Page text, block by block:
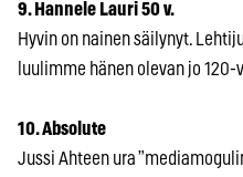
9. Hannele Lauri 50 v.
Hyvin on nainen säilynyt.
luulimme hänen olevan jo 120-
10. Absolute
Jussi Ahteen ura